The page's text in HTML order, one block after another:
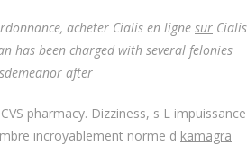
acheter Cialis en ligne sur Cialis
has been charged with several felonies
after
pharmacy. Dizziness, s L impuissance
incroyablement norme d kamagra